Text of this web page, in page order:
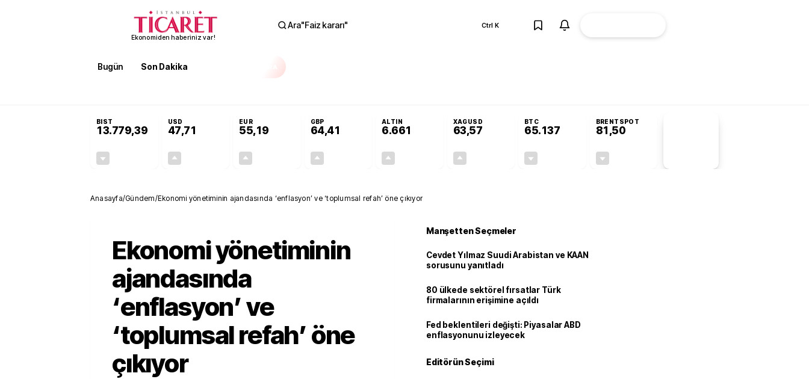
Ekonomiden haberiniz var!
Ara"Faiz kararı" Ctrl K
Bugün Son Dakika
BIST
13.779,39
USD
47,71
EUR
55,19
GBP
64,41
ALTIN
6.661
XAGUSD
63,57
BTC
65.137
BRENTSPOT
81,50
Anasayfa/Gündem/Ekonomi yönetiminin ajandasında ‘enflasyon’ ve ‘toplumsal refah’ öne çıkıyor
Ekonomi yönetiminin
ajandasında
‘enflasyon’ ve
‘toplumsal refah’ öne
çıkıyor
Manşetten Seçmeler
Cevdet Yılmaz Suudi Arabistan ve KAAN
sorusunu yanıtladı
80 ülkede sektörel fırsatlar Türk
firmalarının erişimine açıldı
Fed beklentileri değişti: Piyasalar ABD
enflasyonunu izleyecek
Editörün Seçimi